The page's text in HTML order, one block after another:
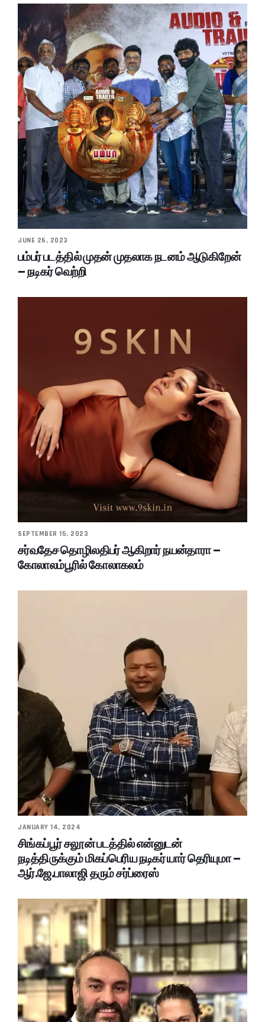
JUNE 26, 2023
பம்பர் படத்தில் முதன் முதலாக நடனம் ஆடுகிறேன்
– நடிகர் வெற்றி
SEPTEMBER 15, 2023
சர்வதேச தொழிலதிபர் ஆகிறார் நயன்தாரா –
கோலாலம்பூரில் கோலாகலம்
JANUARY 14, 2024
சிங்கப்பூர் சலூன் படத்தில் என்னுடன்
நடித்திருக்கும் மிகப்பெரிய நடிகர் யார் தெரியுமா –
ஆர்.ஜே.பாலாஜி தரும் சர்ப்ரைஸ்